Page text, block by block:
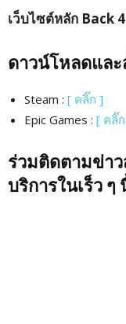
เว็บไซต์หลัก Back
ดาวน์โหลดและ
Steam : [ คลิ๊ก ]
Epic Games : [ คลิ๊
ร่วมติดตามข่าว
บริการในเร็ว